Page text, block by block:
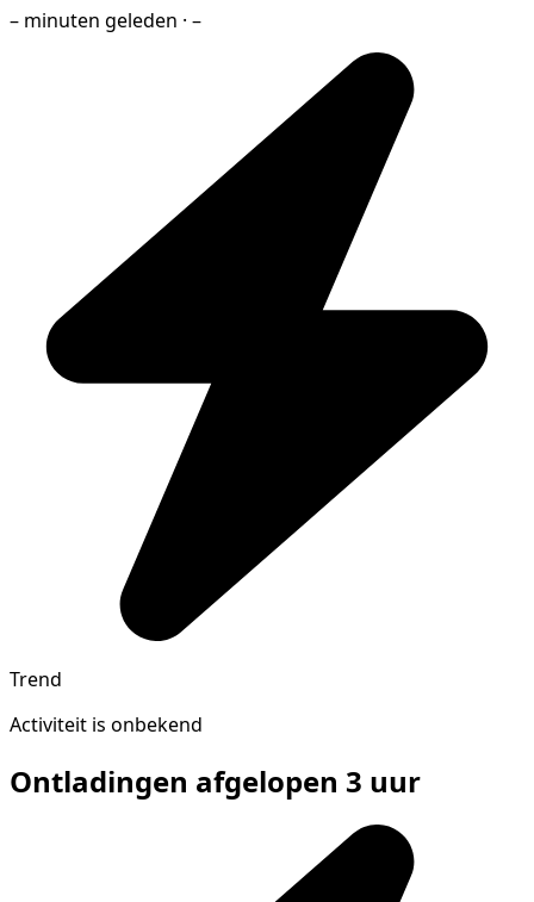
– minuten geleden · –
Trend
Activiteit is onbekend
Ontladingen afgelopen 3 uur